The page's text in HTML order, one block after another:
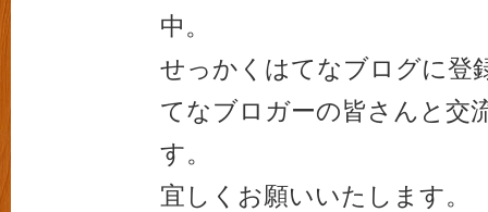
中。
せっかくはてなブログに登
てなブロガーの皆さんと交
す。
宜しくお願いいたします。